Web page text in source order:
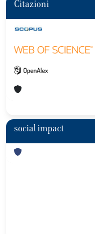
Citazioni
social impact